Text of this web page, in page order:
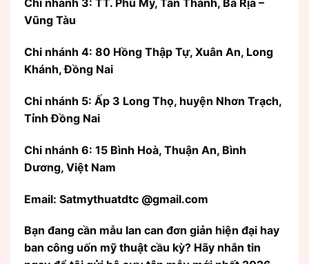
Chi nhánh 3: TT. Phú Mỹ, Tân Thành, Bà Rịa –
Vũng Tàu
Chi nhánh 4: 80 Hồng Thập Tự, Xuân An, Long
Khánh, Đồng Nai
Chi nhánh 5: Ấp 3 Long Thọ, huyện Nhơn Trạch,
Tỉnh Đồng Nai
Chi nhánh 6: 15 Bình Hoà, Thuận An, Bình
Dương, Việt Nam
Email: Satmythuatdtc @gmail.com
Bạn đang cần mẫu lan can đơn giản hiện đại hay
ban công uốn mỹ thuật cầu kỳ? Hãy nhắn tin